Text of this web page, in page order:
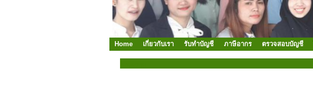
Home เกี่ยวกับเรา รับทำบัญชี ภาษีอากร ตรวจสอบบัญชี